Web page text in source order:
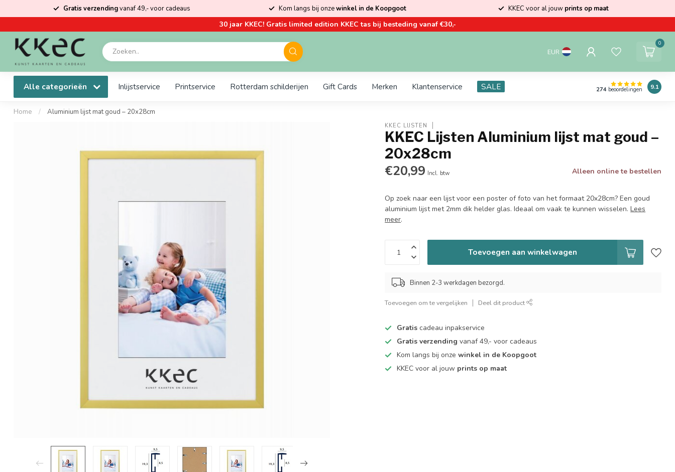
Gratis verzendingvanaf 49,- voor cadeaus Kom langs bij onzewinkel in de Koopgoot KKEC voor al jouw prints op maat
30 jaar KKEC! Gratis limited edition KKEC tas bij besteding vanaf €30,-
EUR
0
Alle categorieën Inlijstservice Printservice Rotterdam schilderijen Gift Cards Merken Klantenservice SALE 274 beoordelingen 9.1
Home / Aluminium lijst mat goud – 20x28cm
KKEC LIJSTEN
KKEC Lijsten Aluminium lijst mat goud –
20x28cm
€20,99 Incl. btw Alleen online te bestellen
Op zoek naar een lijst voor een poster of foto van het formaat 20x28cm? Een goud
aluminium lijst met 2mm dik helder glas. Ideaal om vaak te kunnen wisselen.Lees
meer.
Toevoegen aan winkelwagen
Binnen 2-3 werkdagen bezorgd.
Toevoegen om te vergelijken Deel dit product
Gratis cadeau inpakservice
Gratis verzending vanaf 49,- voor cadeaus
Kom langs bij onzewinkel in de Koopgoot
KKEC voor al jouw prints op maat